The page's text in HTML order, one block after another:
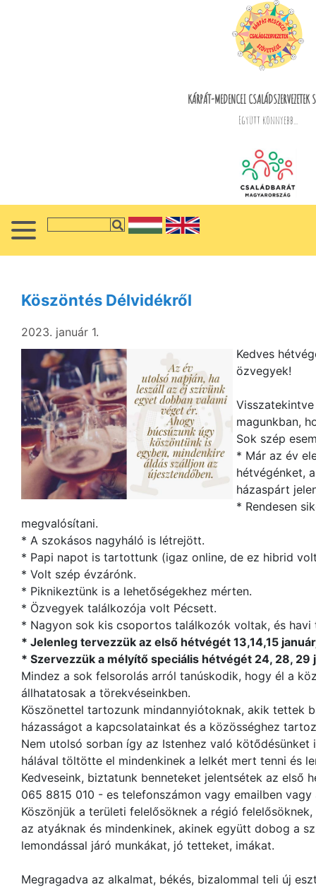
KÁRPÁT-MEDENCEI CSALÁDSZERVEZETEK
Együtt könnyebb...
Köszöntés Délvidékről
2023. január 1.
Kedves
özvegyek!
magunkban,
Sok szép
* Már az év
hétvégénket,
házaspárt
* Rendesen
megvalósítani.
* A szokásos nagyháló is létrejött.
* Papi napot is tartottunk (igaz online, de ez hibrid
* Volt szép évzárónk.
* Piknikeztünk is a lehetőségekhez mérten.
* Özvegyek találkozója volt Pécsett.
* Nagyon sok kis csoportos találkozók voltak, és havi
* Jelenleg tervezzük az első hétvégét 13,14,15
* Szervezzük a mélyítő speciális hétvégét 24, 28, 29
Mindez a sok felsorolás arról tanúskodik, hogy él a
állhatatosak a törekvéseinkben.
Köszönettel tartozunk mindannyiótoknak, akik tettek
házasságot a kapcsolatainkat és a közösséghez
Nem utolsó sorban így az Istenhez való kötődésünket
hálával töltötte el mindenkinek a lelkét mert tenni és
Kedveseink, biztatunk benneteket jelentsétek az első
065 8815 010 - es telefonszámon vagy emailben vagy
Köszönjük a területi felelősöknek a régió
az atyáknak és mindenkinek, akinek együtt dobog a
lemondással járó munkákat, jó tetteket, imákat.
Megragadva az alkalmat, békés, bizalommal teli új